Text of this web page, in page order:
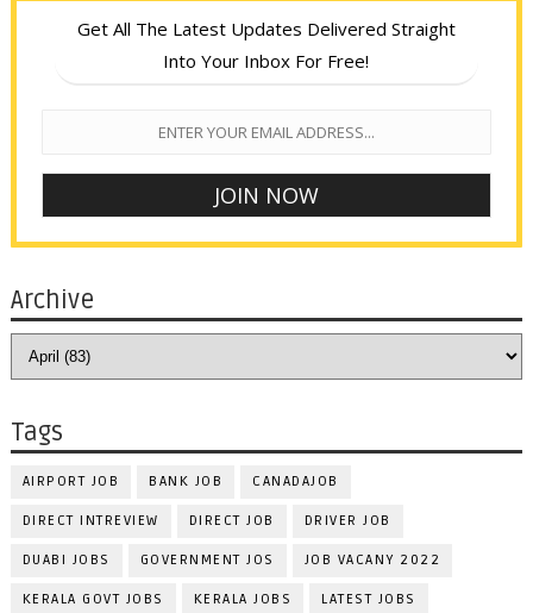
Get All The Latest Updates Delivered Straight
Into Your Inbox For Free!
Archive
Tags
AIRPORT JOB BANK JOB CANADAJOB
DIRECT INTREVIEW DIRECT JOB DRIVER JOB
DUABI JOBS GOVERNMENT JOS JOB VACANY 2022
KERALA GOVT JOBS KERALA JOBS LATEST JOBS